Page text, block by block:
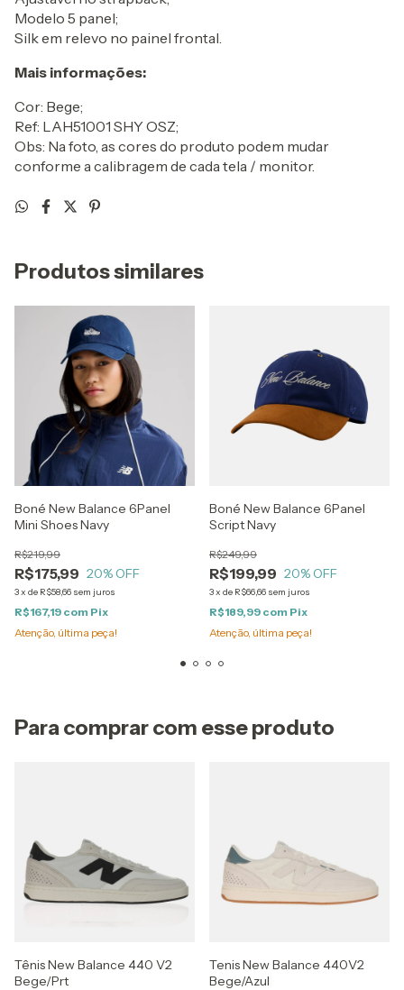
Modelo 5 panel;
Silk em relevo no painel frontal.
Mais informações:
Cor: Bege;
Ref: LAH51001 SHY OSZ;
Obs: Na foto, as cores do produto podem mudar
conforme a calibragem de cada tela / monitor.
Produtos similares
Boné New Balance 6Panel
Mini Shoes Navy
R$175,99
R$219,99
20% OFF
3x de R$58,66 sem juros
R$167,19 com Pix
Atenção, última peça!
Boné New Balance 6Panel
Script Navy
R$199,99
R$249,99
20% OFF
3x de R$66,66 sem juros
R$189,99 com Pix
Atenção, última peça!
Para comprar com esse produto
Tênis New Balance 440 V2
Bege/Prt
Tenis New Balance 440V2
Bege/Azul